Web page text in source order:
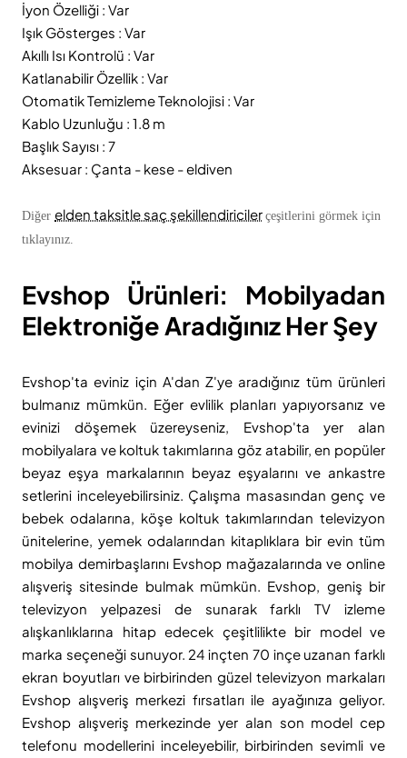
İyon Özelliği : Var
Işık Gösterges : Var
Akıllı Isı Kontrolü : Var
Katlanabilir Özellik : Var
Otomatik Temizleme Teknolojisi : Var
Kablo Uzunluğu : 1.8 m
Başlık Sayısı : 7
Aksesuar : Çanta - kese - eldiven
Diğer elden taksitle saç şekillendiriciler çeşitlerini görmek için
tıklayınız.
Evshop Ürünleri: Mobilyadan
Elektroniğe Aradığınız Her Şey
Evshop'ta eviniz için A'dan Z'ye aradığınız tüm ürünleri
bulmanız mümkün. Eğer evlilik planları yapıyorsanız ve
evinizi döşemek üzereyseniz, Evshop'ta yer alan
mobilyalara ve koltuk takımlarına göz atabilir, en popüler
beyaz eşya markalarının beyaz eşyalarını ve ankastre
setlerini inceleyebilirsiniz. Çalışma masasından genç ve
bebek odalarına, köşe koltuk takımlarından televizyon
ünitelerine, yemek odalarından kitaplıklara bir evin tüm
mobilya demirbaşlarını Evshop mağazalarında ve online
alışveriş sitesinde bulmak mümkün. Evshop, geniş bir
televizyon yelpazesi de sunarak farklı TV izleme
alışkanlıklarına hitap edecek çeşitlilikte bir model ve
marka seçeneği sunuyor. 24 inçten 70 inçe uzanan farklı
ekran boyutları ve birbirinden güzel televizyon markaları
Evshop alışveriş merkezi fırsatları ile ayağınıza geliyor.
Evshop alışveriş merkezinde yer alan son model cep
telefonu modellerini inceleyebilir, birbirinden sevimli ve